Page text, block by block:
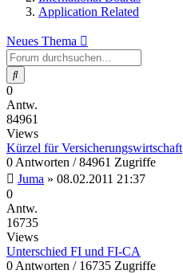
Application Related
Neues Thema
Suche
0
Antw.
84961
Views
Kürzel für Versicherungswirtschaft
0 Antworten / 84961 Zugriffe
Juma » 08.02.2011 21:37
0
Antw.
16735
Views
Unterschied FI und FI-CA
0 Antworten / 16735 Zugriffe